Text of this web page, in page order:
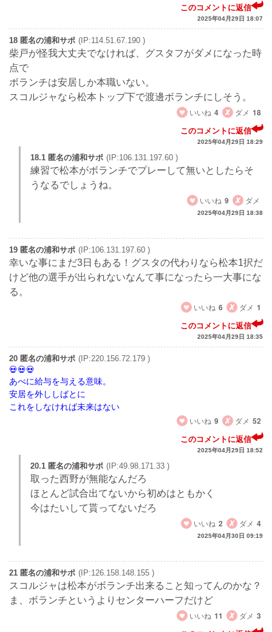
このコメントに返信
2025年04月29日 18:07
18 匿名の浦和サポ (IP:114.51.67.190 )
柴戸が怪我大丈夫でなければ、グスタフがダメになった時
点で
ボランチは安居しか本職いない。
スコルジャなら松本トップ下で渡邊ボランチにしそう。
いいね 4 ダメ 18
このコメントに返信
2025年04月29日 18:29
18.1 匿名の浦和サポ (IP:106.131.197.60 )
練習で松本がボランチでプレーして無いとしたらそ
うなるでしょうね。
いいね 9 ダメ
2025年04月29日 18:38
19 匿名の浦和サポ (IP:106.131.197.60 )
幸いな事にまだ3日もある！グスタの代わりなら松本1択だ
けど他の選手が出られないなんて事になったら一大事にな
る。
いいね 6 ダメ 1
このコメントに返信
2025年04月29日 18:35
20 匿名の浦和サポ (IP:220.156.72.179 )
あべに給与を与える意味。
安居を外ししばとに
これをしなければ未来はない
いいね 9 ダメ 52
このコメントに返信
2025年04月29日 18:52
20.1 匿名の浦和サポ (IP:49.98.171.33 )
取った西野が無能なんだろ
ほとんど試合出てないから初めはともかく
今はたいして貰ってないだろ
いいね 2 ダメ 4
2025年04月30日 09:19
21 匿名の浦和サポ (IP:126.158.148.155 )
スコルジャは松本がボランチ出来ること知ってんのかな？
ま、ボランチというよりセンターハーフだけど
いいね 11 ダメ 3